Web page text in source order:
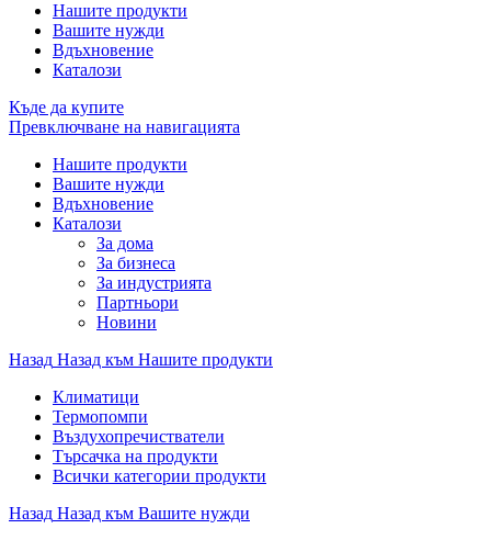
Нашите продукти
Вашите нужди
Вдъхновение
Каталози
Къде да купите
Превключване на навигацията
Нашите продукти
Вашите нужди
Вдъхновение
Каталози
За дома
За бизнеса
За индустрията
Партньори
Новини
Назад Назад към Нашите продукти
Климатици
Термопомпи
Въздухопречистватели
Търсачка на продукти
Всички категории продукти
Назад Назад към Вашите нужди